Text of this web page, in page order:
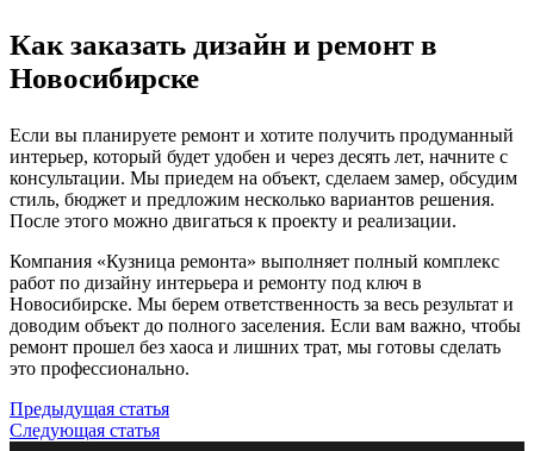
Как заказать дизайн и ремонт в
Новосибирске
Если вы планируете ремонт и хотите получить продуманный
интерьер, который будет удобен и через десять лет, начните с
консультации. Мы приедем на объект, сделаем замер, обсудим
стиль, бюджет и предложим несколько вариантов решения.
После этого можно двигаться к проекту и реализации.
Компания «Кузница ремонта» выполняет полный комплекс
работ по дизайну интерьера и ремонту под ключ в
Новосибирске. Мы берем ответственность за весь результат и
доводим объект до полного заселения. Если вам важно, чтобы
ремонт прошел без хаоса и лишних трат, мы готовы сделать
это профессионально.
Предыдущая статья
Следующая статья